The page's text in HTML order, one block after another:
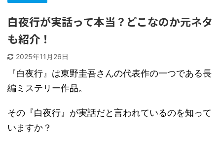
白夜行が実話って本当？どこなのか元ネタ
も紹介！
2025年11月26日
『白夜行』は東野圭吾さんの代表作の一つである長
編ミステリー作品。
その『白夜行』が実話だと言われているのを知って
いますか？